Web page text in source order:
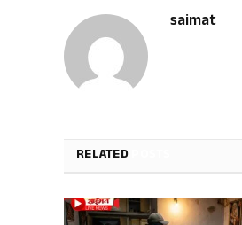
saimat
RELATED